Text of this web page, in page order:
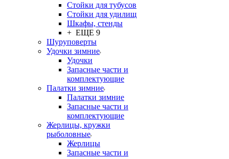
Стойки для тубусов
Стойки для удилищ
Шкафы, стенды
+ ЕЩЕ 9
Шуруповерты
Удочки зимние
Удочки
Запасные части и
комплектующие
Палатки зимние
Палатки зимние
Запасные части и
комплектующие
Жерлицы, кружки
рыболовные
Жерлицы
Запасные части и